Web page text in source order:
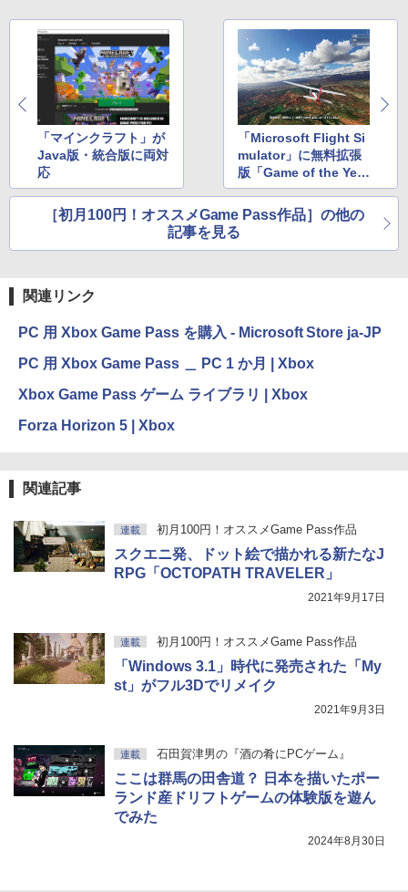
Robloxギフトカード - 1000 Robux 【限
定バーチャルアイテムを含む】 【オンラ
インゲームコード】 ロブロックス |オン
ラインコード版
￥1,600
Microsoft Office Home 2024(最新 永続
版)|オンラインコード版|Windows11、1
0/mac対応|PC2台
￥37,224
FM TOWNS ハイパー・カタログ: 本体ハ
ードウェア・市販ソフトウェアのパーフ
ェクトリストと最新エミュレータ紹介
￥1,600
1冊ですべて身につくHTML & CSSとWe
bデザイン入門講座［第2版］
￥2,326
￥32,980
Amazon Kindle Colorsoft | 16GBストレ
ージ、防水、7インチカラーディスプレ
イ、色調調節ライト、最大8週間持続バッ
テリー、広告無し、ブラック (2025年発
売)
New Amazon Kindle Scribe Colorsoft |
11インチカラーディスプレイ、64GBスト
レージ、ノート機能搭載、明るさ自動調
「マインクラフト」が
Java版・統合版に両対
応
「Microsoft Flight Si
mulator」に無料拡張
版「Game of the Year
Edition」が登場
［初月100円！オススメGame Pass作品］の他の
記事を見る
関連リンク
PC 用 Xbox Game Pass を購入 - Microsoft Store ja-JP
PC 用 Xbox Game Pass ＿ PC 1 か月 | Xbox
Xbox Game Pass ゲーム ライブラリ | Xbox
Forza Horizon 5 | Xbox
関連記事
連載 初月100円！オススメGame Pass作品
スクエニ発、ドット絵で描かれる新たなJ
RPG「OCTOPATH TRAVELER」
2021年9月17日
連載 初月100円！オススメGame Pass作品
「Windows 3.1」時代に発売された「My
st」がフル3Dでリメイク
2021年9月3日
連載 石田賀津男の『酒の肴にPCゲーム』
ここは群馬の田舎道？ 日本を描いたポー
ランド産ドリフトゲームの体験版を遊ん
でみた
2024年8月30日